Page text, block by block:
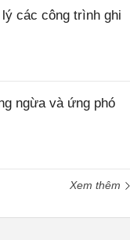
các công trình ghi
ngừa và ứng phó
Xem thêm